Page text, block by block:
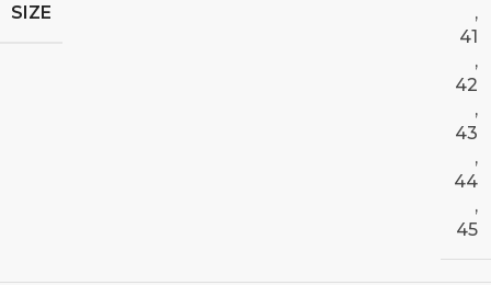
SIZE
,
41
,
42
,
43
,
44
,
45